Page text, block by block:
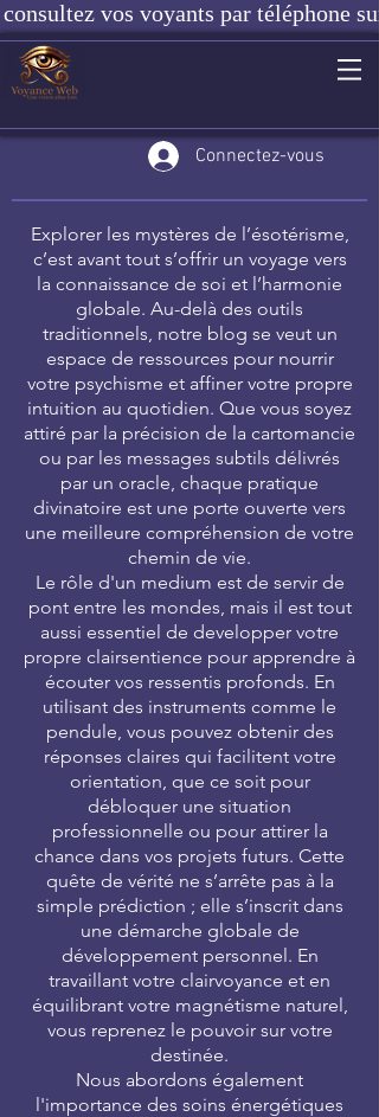
consultez vos voyants par téléphone
Connectez-vous
Explorer les mystères de l’ésotérisme,
c’est avant tout s’offrir un voyage vers
la connaissance de soi et l’harmonie
globale. Au-delà des outils
traditionnels, notre blog se veut un
espace de ressources pour nourrir
votre psychisme et affiner votre propre
intuition au quotidien. Que vous soyez
attiré par la précision de la cartomancie
ou par les messages subtils délivrés
par un oracle, chaque pratique
divinatoire est une porte ouverte vers
une meilleure compréhension de votre
chemin de vie.
Le rôle d'un medium est de servir de
pont entre les mondes, mais il est tout
aussi essentiel de developper votre
propre clairsentience pour apprendre à
écouter vos ressentis profonds. En
utilisant des instruments comme le
pendule, vous pouvez obtenir des
réponses claires qui facilitent votre
orientation, que ce soit pour
débloquer une situation
professionnelle ou pour attirer la
chance dans vos projets futurs. Cette
quête de vérité ne s’arrête pas à la
simple prédiction ; elle s’inscrit dans
une démarche globale de
développement personnel. En
travaillant votre clairvoyance et en
équilibrant votre magnétisme naturel,
vous reprenez le pouvoir sur votre
destinée.
Nous abordons également
l'importance des soins énergétiques